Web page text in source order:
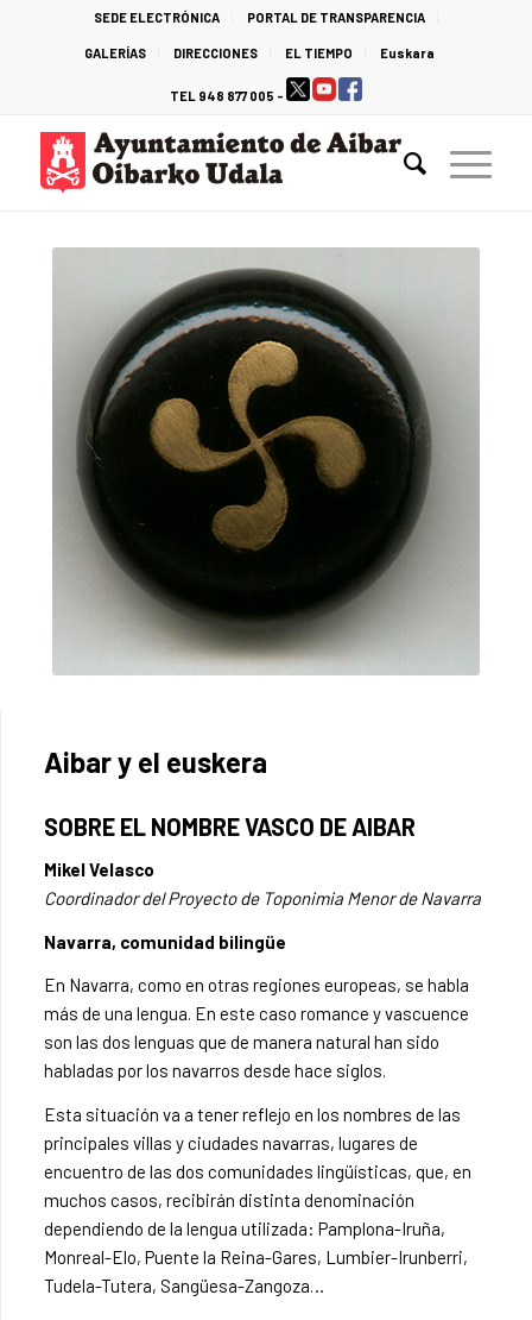
SEDE ELECTRÓNICA PORTAL DE TRANSPARENCIA
GALERÍAS DIRECCIONES EL TIEMPO Euskara
TEL 948 877 005 -
Aibar y el euskera
SOBRE EL NOMBRE VASCO DE AIBAR
Mikel Velasco
Coordinador del Proyecto de Toponimia Menor de Navarra
Navarra, comunidad bilingüe
En Navarra, como en otras regiones europeas, se habla
más de una lengua. En este caso romance y vascuence
son las dos lenguas que de manera natural han sido
habladas por los navarros desde hace siglos.
Esta situación va a tener reflejo en los nombres de las
principales villas y ciudades navarras, lugares de
encuentro de las dos comunidades lingüísticas, que, en
muchos casos, recibirán distinta denominación
dependiendo de la lengua utilizada: Pamplona-Iruña,
Monreal-Elo, Puente la Reina-Gares, Lumbier-Irunberri,
Tudela-Tutera, Sangüesa-Zangoza…